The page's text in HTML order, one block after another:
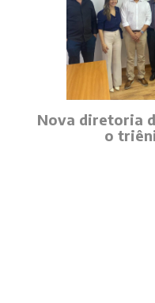
Nova diretoria
o